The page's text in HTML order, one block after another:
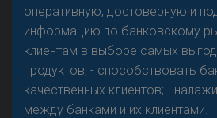
оперативную, достоверную и
информацию по банковскому
клиентам в выборе самых
продуктов; - способствовать
качественных клиентов; -
между банками и их клиентами.